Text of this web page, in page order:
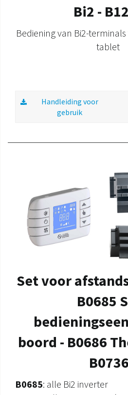
Bi2 -
Bediening van Bi2-
tablet
Handleiding voor
gebruik
Set voor
B0685
boord - B0686
B0736
B0685: alle Bi2 inverter